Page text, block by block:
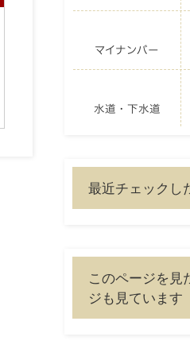
マイナンバー
水道・下水道
最近チェックし
このページを見
ジも見ています